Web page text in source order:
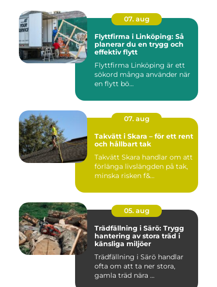
07. aug
Flyttfirma i Linköping: Så
planerar du en trygg och
effektiv flytt
Flyttfirma Linköping är ett
sökord många använder när
en flytt bö...
07. aug
Takvätt i Skara – för ett rent
och hållbart tak
Takvätt Skara handlar om att
förlänga livslängden på tak,
minska risken f&...
05. aug
Trädfällning i Särö: Trygg
hantering av stora träd i
känsliga miljöer
Trädfällning i Särö handlar
ofta om att ta ner stora,
gamla träd nära ...